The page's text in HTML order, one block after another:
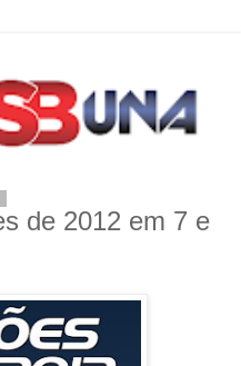
de 2012 em 7 e